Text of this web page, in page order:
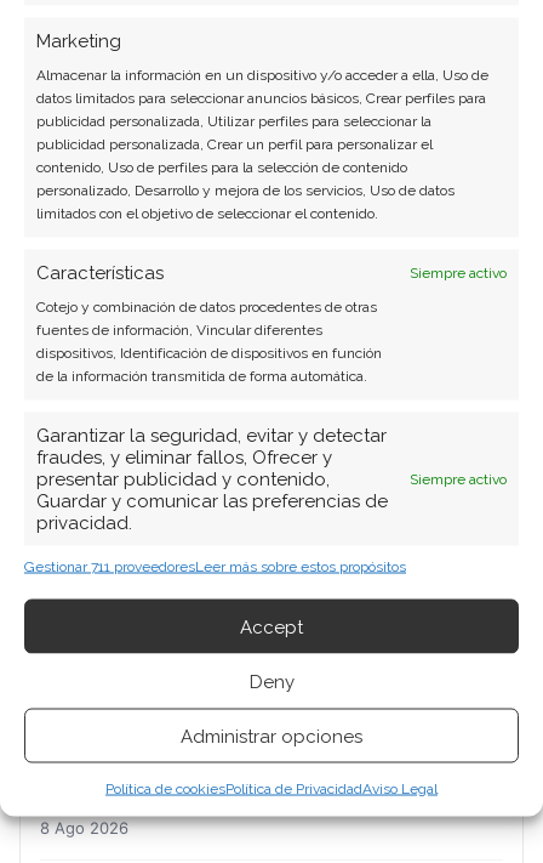
Marketing
Almacenar la información en un dispositivo y/o acceder a ella, Uso de
datos limitados para seleccionar anuncios básicos, Crear perfiles para
publicidad personalizada, Utilizar perfiles para seleccionar la
publicidad personalizada, Crear un perfil para personalizar el
contenido, Uso de perfiles para la selección de contenido
personalizado, Desarrollo y mejora de los servicios, Uso de datos
limitados con el objetivo de seleccionar el contenido.
Características
Siempre activo
Cotejo y combinación de datos procedentes de otras
fuentes de información, Vincular diferentes
dispositivos, Identificación de dispositivos en función
de la información transmitida de forma automática.
Garantizar la seguridad, evitar y detectar
fraudes, y eliminar fallos, Ofrecer y
presentar publicidad y contenido,
Guardar y comunicar las preferencias de
privacidad.
Siempre activo
Gestionar 711 proveedoresLeer más sobre estos propósitos
Accept
Deny
Administrar opciones
Política de cookiesPolítica de PrivacidadAviso Legal
BUSCAR
anticipan un suelo de mercado mientras la acción
Nvidia: el pulso entre la euforia por el ecosistema y
la prudencia de los insiders
8 Ago 2026